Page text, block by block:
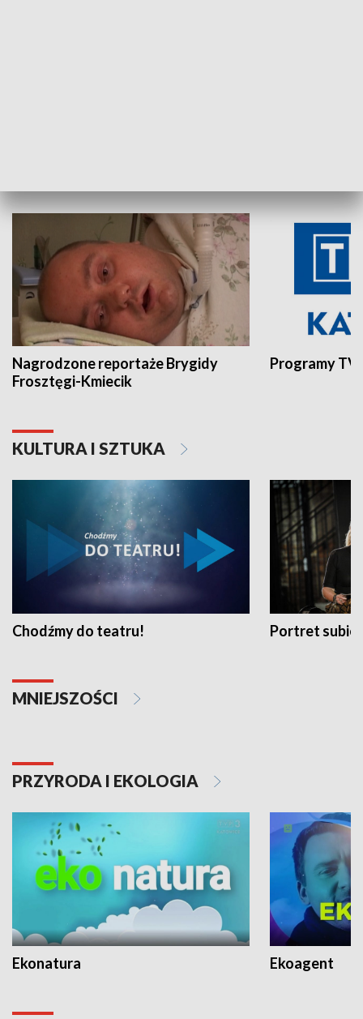
Nagrodzone reportaże Brygidy
Frosztęgi-Kmiecik
Programy
KULTURA I SZTUKA
Chodźmy do teatru! Portret
MNIEJSZOŚCI
PRZYRODA I EKOLOGIA
Ekonatura Ekoagent